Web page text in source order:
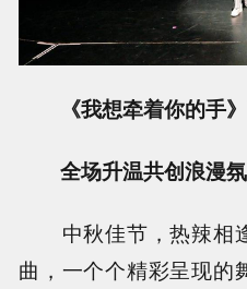
《我想牵着你的手
全场升温共创浪漫
中秋佳节，热辣相
曲，一个个精彩呈现的